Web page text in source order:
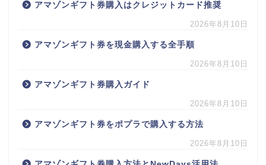
アマゾンギフト券購入はクレジットカード推奨
2026年8月10日
アマゾンギフト券を現金購入する全手順
2026年8月10日
アマゾンギフト券購入ガイド
2026年8月10日
アマゾンギフト券をポプラで購入する方法
2026年8月10日